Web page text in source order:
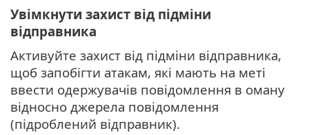
Увімкнути захист від підміни
відправника
Активуйте захист від підміни відправника,
щоб запобігти атакам, які мають на меті
ввести одержувачів повідомлення в оману
відносно джерела повідомлення
(підроблений відправник).